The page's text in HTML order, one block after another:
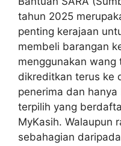
tahun 2025
penting kerajaan
membeli barangan
menggunakan wang
dikreditkan terus ke
penerima dan
terpilih yang
MyKasih. Walaupun
sebahagian